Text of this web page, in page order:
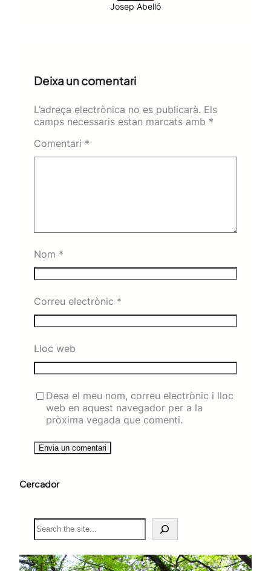
Josep Abelló
Deixa un comentari
L’adreça electrònica no es publicarà. Els
camps necessaris estan marcats amb *
Comentari *
Nom *
Correu electrònic *
Lloc web
Desa el meu nom, correu electrònic i lloc
web en aquest navegador per a la
pròxima vegada que comenti.
Cercador
S
e
r